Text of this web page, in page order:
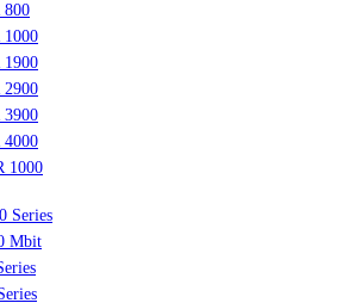
800
1000
1900
2900
3900
4000
1000
Series
Mbit